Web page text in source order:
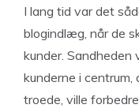
I lang tid var det
blogindlæg, når de
kunder.
kunderne i
troede, ville